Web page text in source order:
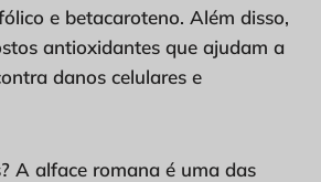
e betacaroteno. Além disso,
antioxidantes que ajudam a
danos celulares e
A alface romana é uma das